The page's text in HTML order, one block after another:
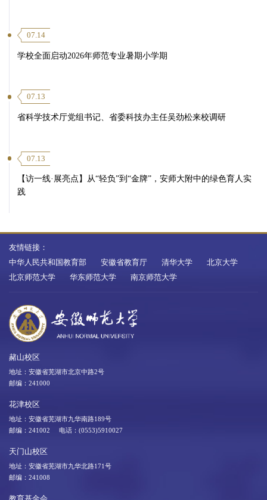
07.14
学校全面启动2026年师范专业暑期小学期
07.13
省科学技术厅党组书记、省委科技办主任吴劲松来校调研
07.13
【访一线·展亮点】从“轻负”到“金牌”，安师大附中的绿色育人实
践
友情链接：
中华人民共和国教育部
安徽省教育厅 清华大学
北京大学
北京师范大学
华东师范大学 南京师范大学
赭山校区
地址：安徽省芜湖市北京中路2号
邮编：241000
花津校区
地址：安徽省芜湖市九华南路189号
邮编：241002 电话：(0553)5910027
天门山校区
地址：安徽省芜湖市九华北路171号
邮编：241008